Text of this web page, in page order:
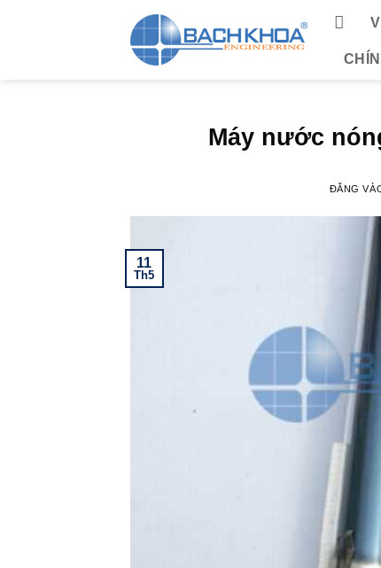
Máy nước
ĐĂNG
11
Th5